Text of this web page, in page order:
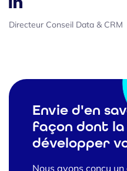
Directeur Conseil Data & CRM
Envie d'en
façon dont
développer
Nous avons conçu